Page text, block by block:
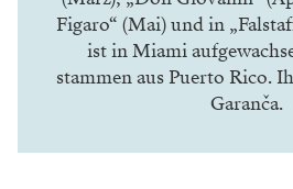
Figaro“ (Mai) und in
ist in Miami
stammen aus Puerto Rico.
Garanča.